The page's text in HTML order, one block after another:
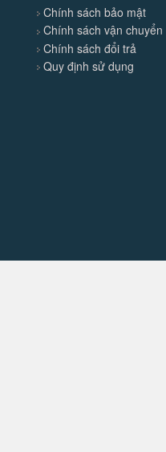
Chính sách bảo mật
Chính sách vận chuyển
Chính sách đổi trả
Quy định sử dụng